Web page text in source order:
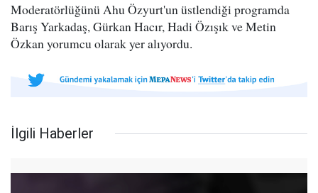
Moderatörlüğünü Ahu Özyurt'un üstlendiği programda
Barış Yarkadaş, Gürkan Hacır, Hadi Özışık ve Metin
Özkan yorumcu olarak yer alıyordu.
İlgili Haberler